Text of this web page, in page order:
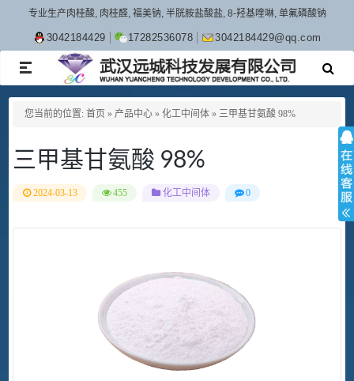
专业生产肉桂酸, 肉桂醛, 福美钠, 半胱胺盐酸盐, 8-羟基喹啉, 单氟磷酸钠
3042184429 17282536078 3042184429@qq.com
TOGGLE
NAVIGATION
您当前的位置: 首页 » 产品中心 » 化工中间体 » 三甲基甘氨酸 98%
三甲基甘氨酸 98%
2024-03-13 455 化工中间体 0